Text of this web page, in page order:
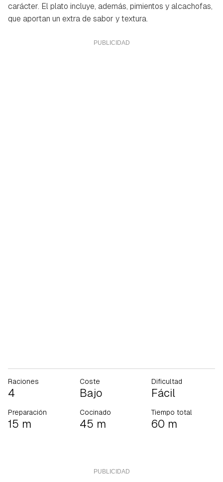
carácter. El plato incluye, además, pimientos y alcachofas,
que aportan un extra de sabor y textura.
Raciones
4
Coste
Bajo
Dificultad
Fácil
Preparación
15 m
Cocinado
45 m
Tiempo total
60 m